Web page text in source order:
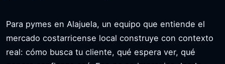
Para pymes en Alajuela, un equipo que entiende el
mercado costarricense local construye con contexto
real: cómo busca tu cliente, qué espera ver, qué